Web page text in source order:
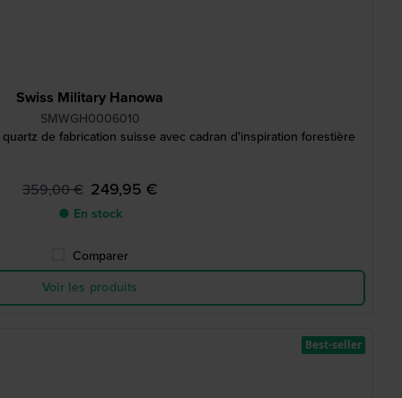
Swiss Military Hanowa
SMWGH0006010
de fabrication suisse avec cadran d'inspiration forestière
359,00 € 249,95 €
● En stock
Comparer
Voir les produits
Best-seller